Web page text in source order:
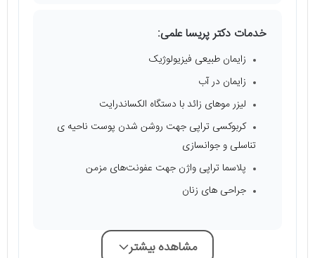
خدمات دکتر پریسا علمی:
زایمان طبیعی فیزیولوژیک
زایمان در آب
لیزر موهای زائد با دستگاه الکساندرایت
کربوکسی تراپی جهت روشن شدن پوست ناحیه ی
تناسلی و جوانسازی
پلاسما تراپی واژن جهت عفونت‌های مزمن
جراحی های زنان
مشاهده بیشتر